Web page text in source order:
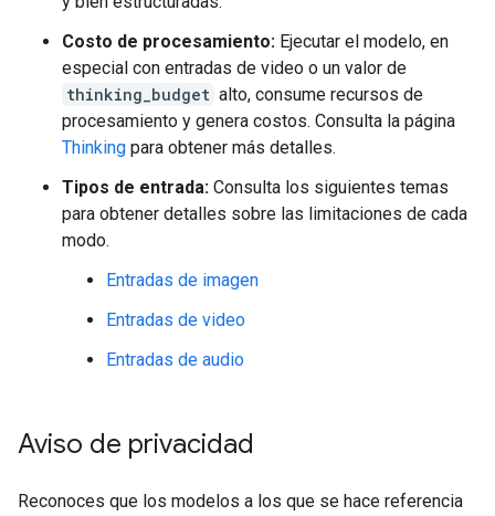
Costo de procesamiento: Ejecutar el modelo, en
especial con entradas de video o un valor de
thinking_budget alto, consume recursos de
procesamiento y genera costos. Consulta la página
Thinking para obtener más detalles.
Tipos de entrada: Consulta los siguientes temas
para obtener detalles sobre las limitaciones de cada
modo.
Entradas de imagen
Entradas de video
Entradas de audio
Aviso de privacidad
Reconoces que los modelos a los que se hace referencia